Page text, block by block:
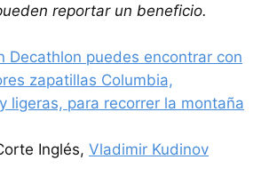
reportar un beneficio.
Decathlon puedes encontrar con
zapatillas Columbia,
ligeras, para recorrer la montaña
Inglés, Vladimir Kudinov